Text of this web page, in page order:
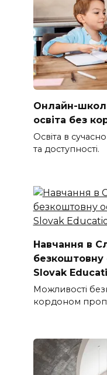
Онлайн-
освіта без
Освіта в
та доступності.
Навчання в
безкоштовну
Slovak
Можливості
кордоном